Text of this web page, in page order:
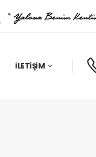
İLETIŞIM